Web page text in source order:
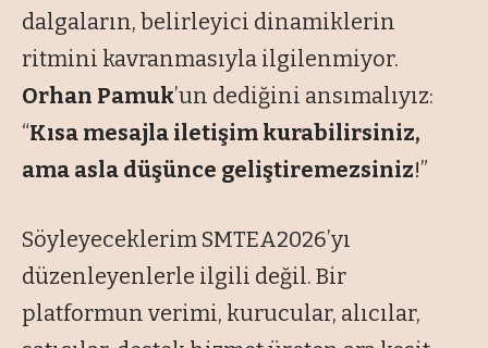
dalgaların, belirleyici dinamiklerin
ritmini kavranmasıyla ilgilenmiyor.
Orhan Pamuk’un dediğini ansımalıyız:
“Kısa mesajla iletişim kurabilirsiniz,
ama asla düşünce geliştiremezsiniz!”
Söyleyeceklerim SMTEA2026’yı
düzenleyenlerle ilgili değil. Bir
platformun verimi, kurucular, alıcılar,